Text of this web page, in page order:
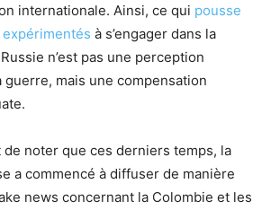
internationale. Ainsi, ce qui pousse
à s’engager dans la
n’est pas une perception
guerre, mais une compensation
noter que ces derniers temps, la
a commencé à diffuser de manière
news concernant la Colombie et les